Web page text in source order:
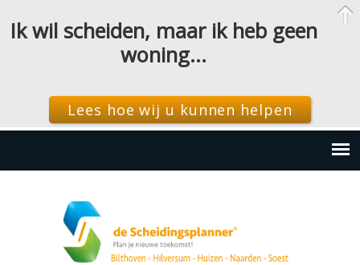
Ik wil scheiden, maar ik heb geen
woning…
Lees hoe wij u kunnen helpen